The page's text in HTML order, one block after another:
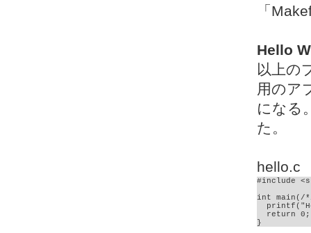
「
Hello
以上の
用のア
になる
た。
hello.c
#include
int main(/
  return 0;
}